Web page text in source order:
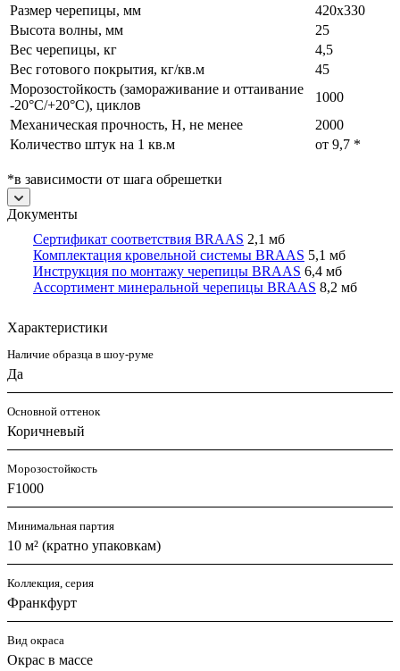
Размер черепицы, мм
420х330
Высота волны, мм
25
Вес черепицы, кг
4,5
Вес готового покрытия, кг/кв.м
45
Морозостойкость (замораживание и оттаивание
-20°С/+20°С), циклов
1000
Механическая прочность, Н, не менее
2000
Количество штук на 1 кв.м
от 9,7 *
*в зависимости от шага обрешетки
Документы
Сертификат соответствия BRAAS 2,1 мб
Комплектация кровельной системы BRAAS 5,1 мб
Инструкция по монтажу черепицы BRAAS 6,4 мб
Ассортимент минеральной черепицы BRAAS 8,2 мб
Характеристики
Наличие образца в шоу-руме
Да
Основной оттенок
Коричневый
Морозостойкость
F1000
Минимальная партия
10 м² (кратно упаковкам)
Коллекция, серия
Франкфурт
Вид окраса
Окрас в массе